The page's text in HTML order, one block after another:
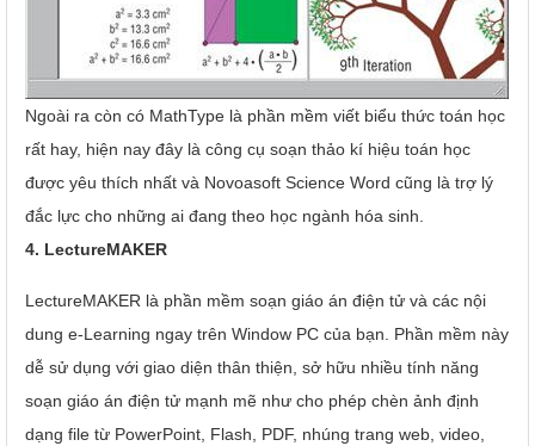
Ngoài ra còn có MathType là phần mềm viết biểu thức toán học
rất hay, hiện nay đây là công cụ soạn thảo kí hiệu toán học
được yêu thích nhất và Novoasoft Science Word cũng là trợ lý
đắc lực cho những ai đang theo học ngành hóa sinh.
4. LectureMAKER
LectureMAKER là phần mềm soạn giáo án điện tử và các nội
dung e-Learning ngay trên Window PC của bạn. Phần mềm này
dễ sử dụng với giao diện thân thiện, sở hữu nhiều tính năng
soạn giáo án điện tử mạnh mẽ như cho phép chèn ảnh định
dạng file từ PowerPoint, Flash, PDF, nhúng trang web, video,